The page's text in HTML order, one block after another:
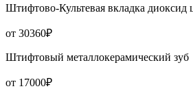
Штифтово-Культевая вкладка диоксид
от 30360₽
Штифтовый металлокерамический зуб
от 17000₽